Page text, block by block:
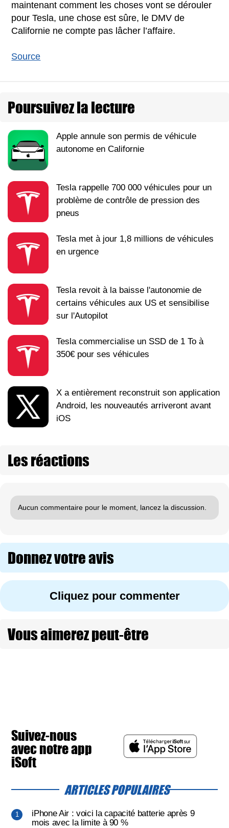
maintenant comment les choses vont se dérouler
pour Tesla, une chose est sûre, le DMV de
Californie ne compte pas lâcher l’affaire.
Source
Poursuivez la lecture
Apple annule son permis de véhicule
autonome en Californie
Tesla rappelle 700 000 véhicules pour un
problème de contrôle de pression des
pneus
Tesla met à jour 1,8 millions de véhicules
en urgence
Tesla revoit à la baisse l'autonomie de
certains véhicules aux US et sensibilise
sur l'Autopilot
Tesla commercialise un SSD de 1 To à
350€ pour ses véhicules
X a entièrement reconstruit son application
Android, les nouveautés arriveront avant
iOS
Les réactions
Aucun commentaire pour le moment, lancez la discussion.
Donnez votre avis
Cliquez pour commenter
Vous aimerez peut-être
Suivez-nous
avec notre app
iSoft
ARTICLES POPULAIRES
iPhone Air : voici la capacité batterie après 9
mois avec la limite à 90 %